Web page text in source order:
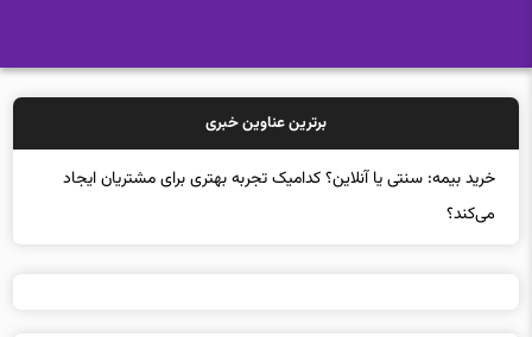
برترین عناوین خبری